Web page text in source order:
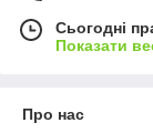
Сьогодні
Показати
Про нас